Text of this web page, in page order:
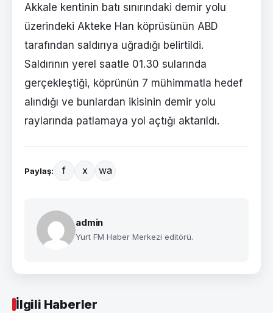
Akkale kentinin batı sınırındaki demir yolu
üzerindeki Akteke Han köprüsünün ABD
tarafından saldırıya uğradığı belirtildi.
Saldırının yerel saatle 01.30 sularında
gerçekleştiği, köprünün 7 mühimmatla hedef
alındığı ve bunlardan ikisinin demir yolu
raylarında patlamaya yol açtığı aktarıldı.
Paylaş: f x wa
admin
Yurt FM Haber Merkezi editörü.
İlgili Haberler